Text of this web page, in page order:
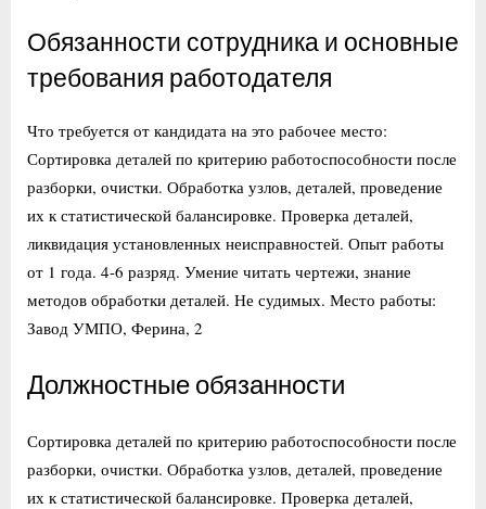
Обязанности сотрудника и основные
требования работодателя
Что требуется от кандидата на это рабочее место:
Сортировка деталей по критерию работоспособности после
разборки, очистки. Обработка узлов, деталей, проведение
их к статистической балансировке. Проверка деталей,
ликвидация установленных неисправностей. Опыт работы
от 1 года. 4-6 разряд. Умение читать чертежи, знание
методов обработки деталей. Не судимых. Место работы:
Завод УМПО, Ферина, 2
Должностные обязанности
Сортировка деталей по критерию работоспособности после
разборки, очистки. Обработка узлов, деталей, проведение
их к статистической балансировке. Проверка деталей,